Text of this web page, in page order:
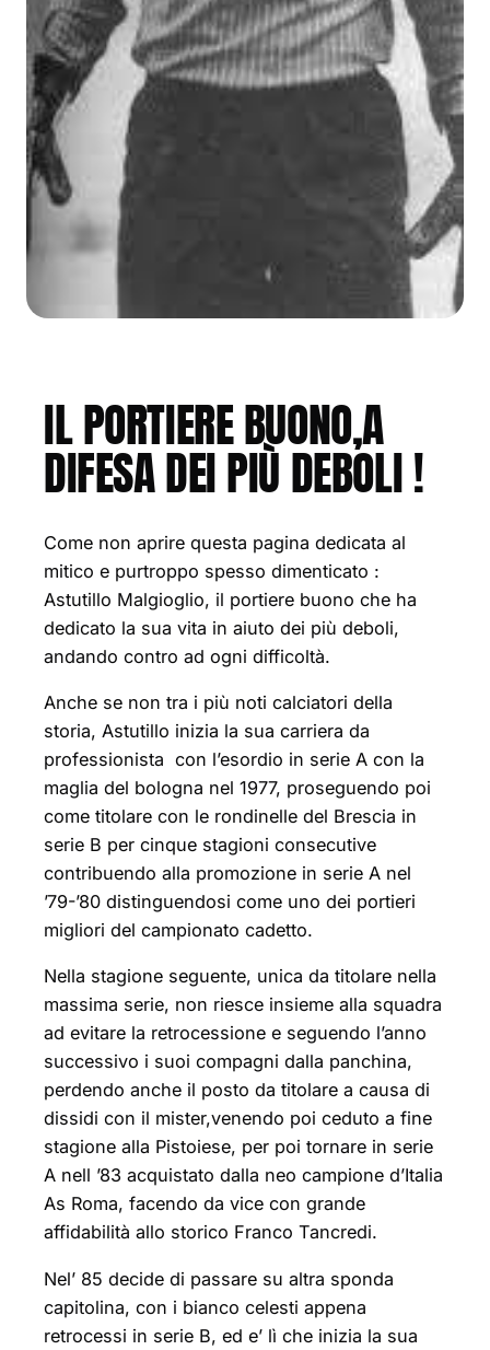
IL PORTIERE BUONO,A
DIFESA DEI PIÙ DEBOLI !
Come non aprire questa pagina dedicata al
mitico e purtroppo spesso dimenticato :
Astutillo Malgioglio, il portiere buono che ha
dedicato la sua vita in aiuto dei più deboli,
andando contro ad ogni difficoltà.
Anche se non tra i più noti calciatori della
storia, Astutillo inizia la sua carriera da
professionista con l’esordio in serie A con la
maglia del bologna nel 1977, proseguendo poi
come titolare con le rondinelle del Brescia in
serie B per cinque stagioni consecutive
contribuendo alla promozione in serie A nel
’79-’80 distinguendosi come uno dei portieri
migliori del campionato cadetto.
Nella stagione seguente, unica da titolare nella
massima serie, non riesce insieme alla squadra
ad evitare la retrocessione e seguendo l’anno
successivo i suoi compagni dalla panchina,
perdendo anche il posto da titolare a causa di
dissidi con il mister,venendo poi ceduto a fine
stagione alla Pistoiese, per poi tornare in serie
A nell ’83 acquistato dalla neo campione d’Italia
As Roma, facendo da vice con grande
affidabilità allo storico Franco Tancredi.
Nel’ 85 decide di passare su altra sponda
capitolina, con i bianco celesti appena
retrocessi in serie B, ed e’ lì che inizia la sua